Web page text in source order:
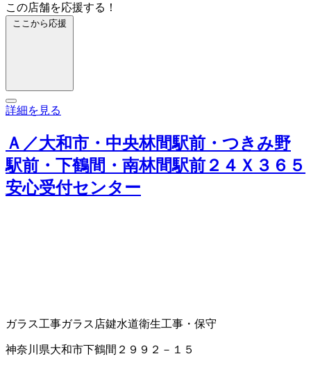
この店舗を応援する！
ここから応援
詳細を見る
Ａ／大和市・中央林間駅前・つきみ野
駅前・下鶴間・南林間駅前２４Ｘ３６５
安心受付センター
ガラス工事ガラス店鍵水道衛生工事・保守
神奈川県大和市下鶴間２９９２－１５